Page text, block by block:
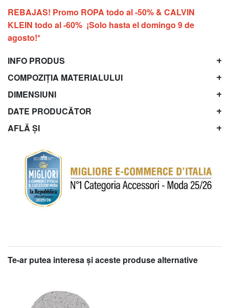
REBAJAS! Promo ROPA todo al -50% & CALVIN
KLEIN todo al -60% ¡Solo hasta el domingo 9 de
agosto!*
INFO PRODUS
COMPOZIȚIA MATERIALULUI
DIMENSIUNI
DATE PRODUCĂTOR
AFLĂ ȘI
Te-ar putea interesa şi aceste produse alternative